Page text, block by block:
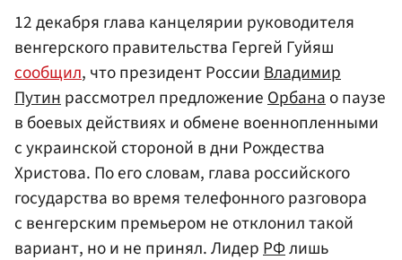
12 декабря глава канцелярии руководителя
венгерского правительства Гергей Гуйяш
сообщил, что президент РоссииВладимир
Путинрассмотрел предложениеОрбанао паузе
в боевых действиях и обмене военнопленными
с украинской стороной в дни Рождества
Христова. По его словам, глава российского
государства во время телефонного разговора
с венгерским премьером не отклонил такой
вариант, но и не принял. ЛидерРФлишь